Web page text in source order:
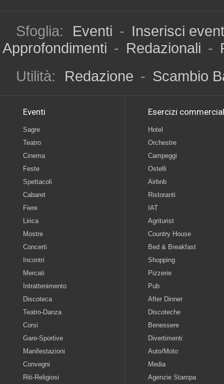
Sfoglia: Eventi - Inserisci
Approfondimenti - Redazionali -
Utilità:
Redazione - Scambio
Eventi
Sagre
Teatro
Cinema
Feste
Spettacoli
Cabaret
Fiere
Lirica
Mostre
Concerti
Incontri
Mercati
Intrattenimento
Discoteca
Teatro-Danza
Corsi
Gare-Sportive
Manifestazioni
Convegni
Riti-Religiosi
Esercizi
Hotel
Orchestre
Campeggi
Ostelli
Airbnb
Ristoranti
IAT
Agriturist
Country House
Bed & Breakfast
Shopping
Pizzerie
Pub
After Dinner
Discoteche
Benessere
Divertimenti
Auto/Moto
Media
Agenzie Stampa